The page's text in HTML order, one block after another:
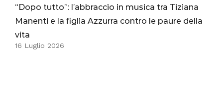
“Dopo tutto”: l’abbraccio in musica tra Tiziana
Manenti e la figlia Azzurra contro le paure della
vita
16 Luglio 2026